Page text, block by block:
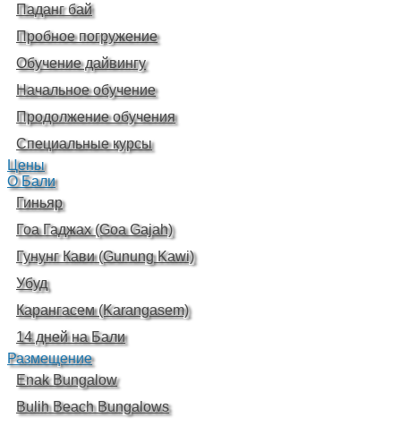
Паданг бай
Пробное погружение
Обучение дайвингу
Начальное обучение
Продолжение обучения
Специальные курсы
Цены
О Бали
Гиньяр
Гоа Гаджах (Goa Gajah)
Гунунг Кави (Gunung Kawi)
Убуд
Карангасем (Karangasem)
14 дней на Бали
Размещение
Enak Bungalow
Bulih Beach Bungalows